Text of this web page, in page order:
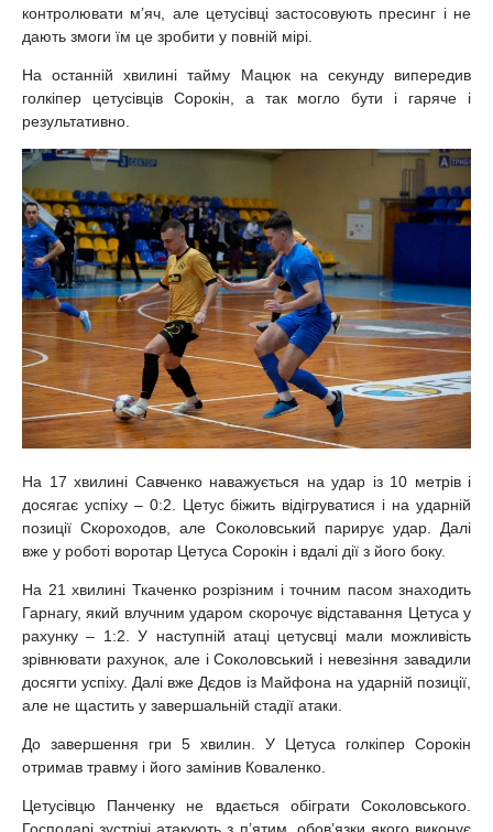
контролювати м’яч, але цетусівці застосовують пресинг і не
дають змоги їм це зробити у повній мірі.
На останній хвилині тайму Мацюк на секунду випередив
голкіпер цетусівців Сорокін, а так могло бути і гаряче і
результативно.
На 17 хвилині Савченко наважується на удар із 10 метрів і
досягає успіху – 0:2. Цетус біжить відігруватися і на ударній
позиції Скороходов, але Соколовський парирує удар. Далі
вже у роботі воротар Цетуса Сорокін і вдалі дії з його боку.
На 21 хвилині Ткаченко розрізним і точним пасом знаходить
Гарнагу, який влучним ударом скорочує відставання Цетуса у
рахунку – 1:2. У наступній атаці цетусвці мали можливість
зрівнювати рахунок, але і Соколовський і невезіння завадили
досягти успіху. Далі вже Дєдов із Майфона на ударній позиції,
але не щастить у завершальній стадії атаки.
До завершення гри 5 хвилин. У Цетуса голкіпер Сорокін
отримав травму і його замінив Коваленко.
Цетусівцю Панченку не вдається обіграти Соколовського.